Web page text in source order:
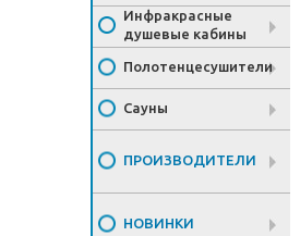
Инфракрасные
душевые кабины
Полотенцесушители
Сауны
ПРОИЗВОДИТЕЛИ
НОВИНКИ